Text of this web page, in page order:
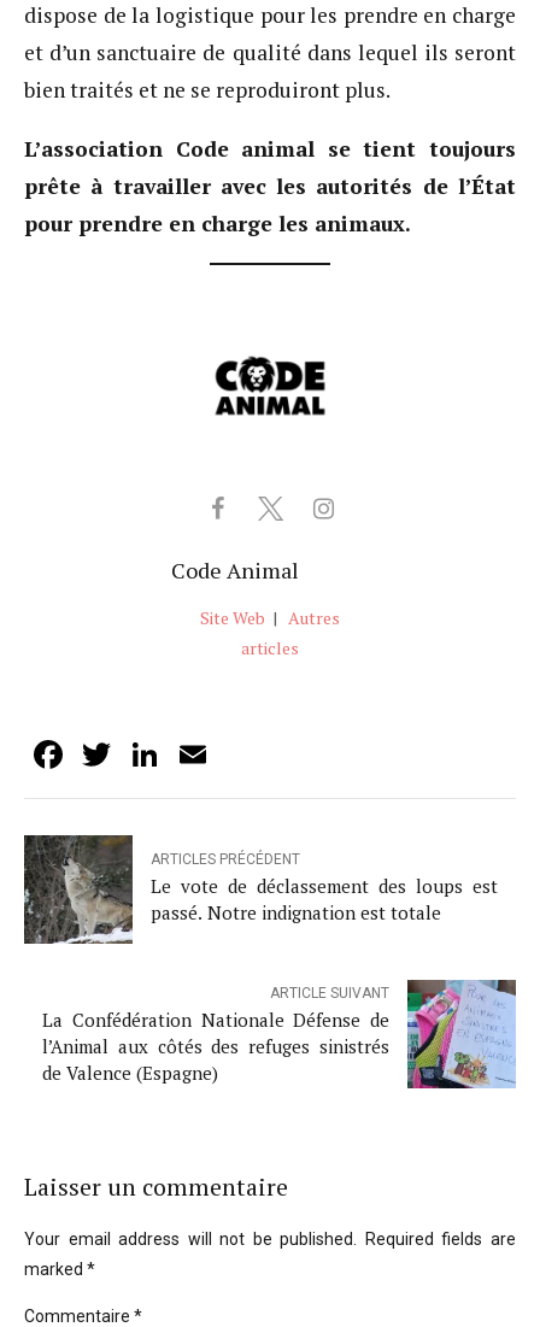
dispose de la logistique pour les prendre en charge
et d’un sanctuaire de qualité dans lequel ils seront
bien traités et ne se reproduiront plus.
L’association Code animal se tient toujours
prête à travailler avec les autorités de l’État
pour prendre en charge les animaux.
Code Animal
Site Web | Autres
articles
Facebook
TwitterLinkedIn
ARTICLES PRÉCÉDENT
Le vote de déclassement des loups est
passé. Notre indignation est totale
ARTICLE SUIVANT
La Confédération Nationale Défense de
l’Animal aux côtés des refuges sinistrés
de Valence (Espagne)
Laisser un commentaire
Your email address will not be published. Required fields are
marked *
Commentaire *